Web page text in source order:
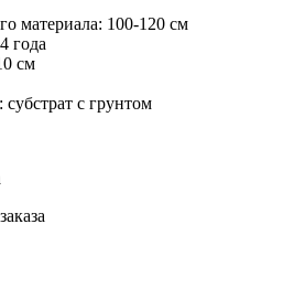
материала: 100-120 см
4 года
см
субстрат с грунтом